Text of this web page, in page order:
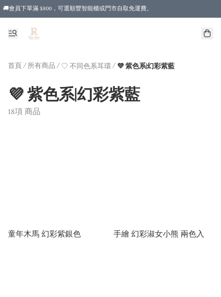
🚚會員下單滿 $800，可選順豐智能櫃或門市自取免運費。
首頁/ 所有商品 / ♡ 不同色系耳環 / 💜 紫色系|幻彩紫藍
💜 紫色系|幻彩紫藍
18項 商品
童年木馬 幻彩紫銀色 手繪 幻彩淑女小熊 兩色入